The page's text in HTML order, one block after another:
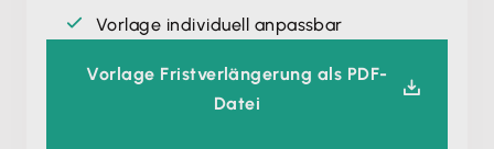
Vorlage individuell anpassbar
Vorlage Fristverlängerung als PDF-
Datei